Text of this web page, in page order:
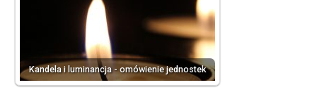
Kandela i luminancja - omówienie jednostek